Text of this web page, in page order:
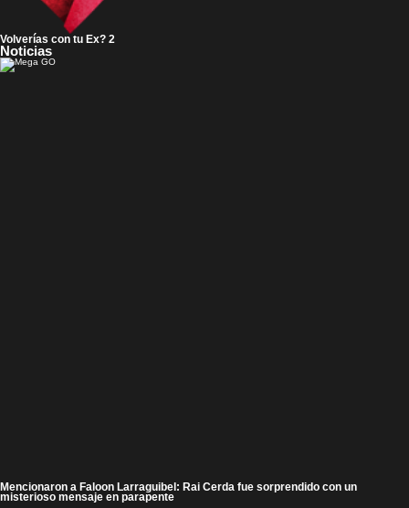
Volverías con tu Ex? 2
Noticias
Mencionaron a Faloon Larraguibel: Rai Cerda fue sorprendido con un
misterioso mensaje en parapente